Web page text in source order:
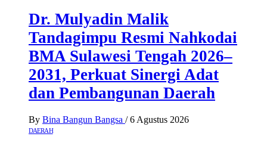
Dr. Mulyadin Malik
Tandagimpu Resmi Nahkodai
BMA Sulawesi Tengah 2026–
2031, Perkuat Sinergi Adat
dan Pembangunan Daerah
By Bina Bangun Bangsa / 6 Agustus 2026
DAERAH